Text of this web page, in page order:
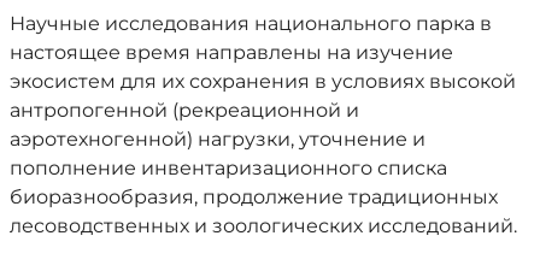
Научные исследования национального парка в
настоящее время направлены на изучение
экосистем для их сохранения в условиях высокой
антропогенной (рекреационной и
аэротехногенной) нагрузки, уточнение и
пополнение инвентаризационного списка
биоразнообразия, продолжение традиционных
лесоводственных и зоологических исследований.